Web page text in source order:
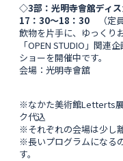
◇3部：光明寺會舘ディ
17：30〜18：30 （定
飲物を片手に、ゆっくり
「OPEN STUDIO」関連
ショーを開催中です。
会場：光明寺會舘
※なかた美術館Letterts展
ク代込
※それぞれの会場は少し
※長いプログラムになる
す。